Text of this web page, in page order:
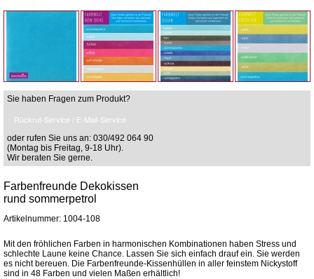
Sie haben Fragen zum Produkt?
Rückruf-Service / E-Mail-Service
oder rufen Sie uns an: 030/492 064 90
(Montag bis Freitag, 9-18 Uhr).
Wir beraten Sie gerne.
Farbenfreunde Dekokissen
rund sommerpetrol
Artikelnummer: 1004-108
Mit den fröhlichen Farben in harmonischen Kombinationen haben Stress und
schlechte Laune keine Chance. Lassen Sie sich einfach drauf ein. Sie werden
es nicht bereuen. Die Farbenfreunde-Kissenhüllen in aller feinstem Nickystoff
sind in 48 Farben und vielen Maßen erhältlich!